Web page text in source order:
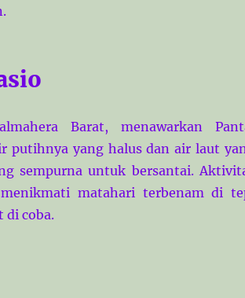
Barat, menawarkan
putihnya yang halus dan air laut
sempurna untuk bersantai.
matahari terbenam di
di coba.